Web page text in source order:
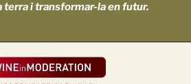
terra i transformar-la en futur.